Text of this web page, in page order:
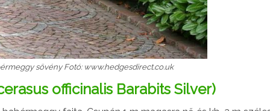
sövény Fotó: www.hedgesdirect.co.uk
officinalis Barabits Silver)